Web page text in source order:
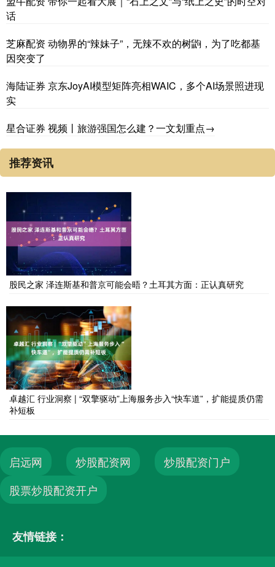
话
芝麻配资 动物界的“辣妹子”，无辣不欢的树鼩，为了吃都基
因突变了
海陆证券 京东JoyAI模型矩阵亮相WAIC，多个AI场景照进现
实
星合证券 视频丨旅游强国怎么建？一文划重点→
推荐资讯
股民之家 泽连斯基和普京可能会晤？土耳其方面：正认真研究
卓越汇 行业洞察 | “双擎驱动”上海服务步入“快车道”，扩能提质仍需
补短板
启远网 炒股配资网
炒股配资门户
股票炒股配资开户
友情链接：